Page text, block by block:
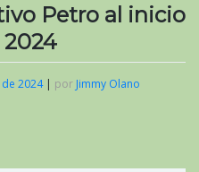
Petro al inicio
2024| por Jimmy Olano